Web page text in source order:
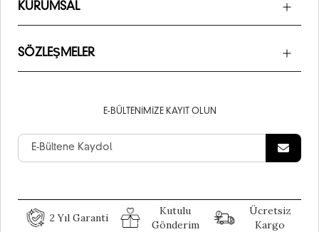
KURUMSAL
SÖZLEŞMELER
E-BÜLTENIMIZE KAYIT OLUN
2 Yıl Garanti
Kutulu
Gönderim
Ücretsiz
Kargo